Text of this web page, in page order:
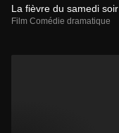
La fièvre du samedi soir
Film Comédie dramatique